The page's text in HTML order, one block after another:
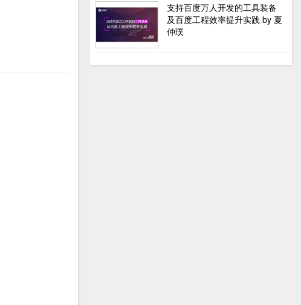
支持百度万人开发的工具装备
及百度工程效率提升实践 by 夏
仲璞